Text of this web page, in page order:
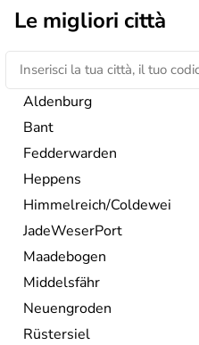
Le migliori città
Aldenburg
Bant
Fedderwarden
Heppens
Himmelreich/Coldewei
JadeWeserPort
Maadebogen
Middelsfähr
Neuengroden
Rüstersiel